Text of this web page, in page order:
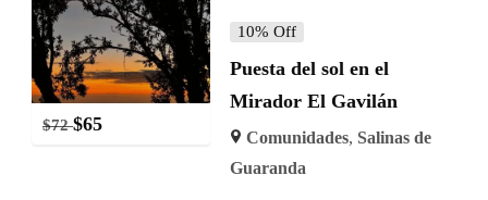
$72 $65
10% Off
Puesta del sol en el
Mirador El Gavilán
Comunidades, Salinas de
Guaranda